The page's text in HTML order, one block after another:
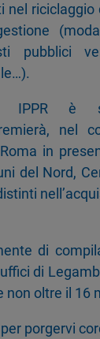
nel
pubblici
IPPR è
nel
in
del Nord,
di
di
non oltre il 16
porgervi